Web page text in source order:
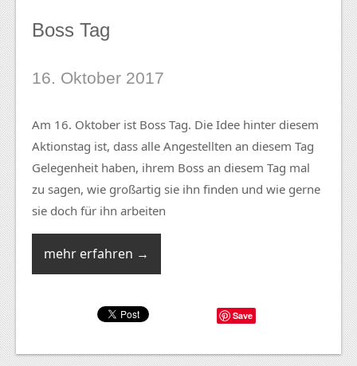
Boss Tag
16. Oktober 2017
Am 16. Oktober ist Boss Tag. Die Idee hinter diesem
Aktionstag ist, dass alle Angestellten an diesem Tag
Gelegenheit haben, ihrem Boss an diesem Tag mal
zu sagen, wie großartig sie ihn finden und wie gerne
sie doch für ihn arbeiten
mehr erfahren →
Save